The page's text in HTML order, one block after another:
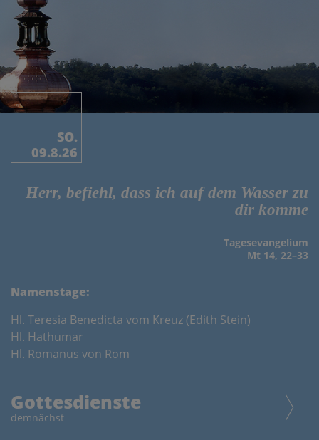
SO.
09.8.26
Herr, befiehl, dass ich auf dem Wasser zu
dir komme
Tages­evangelium
Mt 14, 22–33
Namenstage:
Hl. Teresia Benedicta vom Kreuz (Edith Stein)
Hl. Hathumar
Hl. Romanus von Rom
Gottesdienste
demnächst